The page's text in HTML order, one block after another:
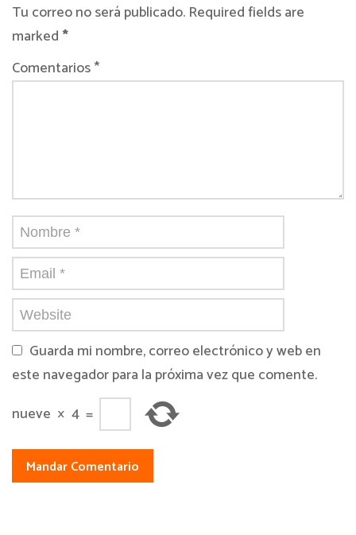
Tu correo no será publicado. Required fields are
marked*
Comentarios *
Guarda mi nombre, correo electrónico y web en
este navegador para la próxima vez que comente.
nueve × 4 =